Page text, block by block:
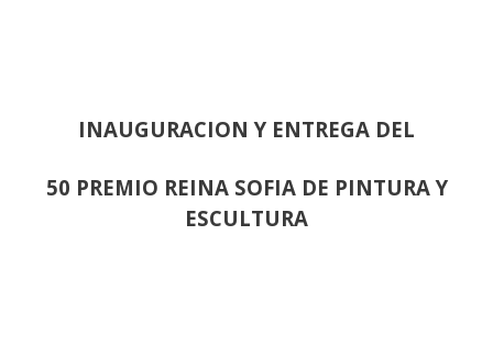
INAUGURACION Y ENTREGA DEL
50 PREMIO REINA SOFIA DE PINTURA Y
ESCULTURA